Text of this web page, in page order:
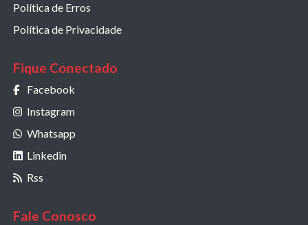
Política de Erros
Política de Privacidade
Fique Conectado
Facebook
Instagram
Whatsapp
Linkedin
Rss
Fale Conosco